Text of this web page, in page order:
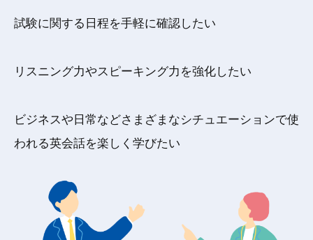
試験に関する日程を手軽に確認したい
リスニング力やスピーキング力を強化したい
ビジネスや日常などさまざまなシチュエーションで使
われる英会話を楽しく学びたい